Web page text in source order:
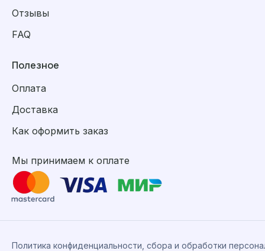
Отзывы
FAQ
Полезное
Оплата
Доставка
Как оформить заказ
Мы принимаем к оплате
Политика конфиденциальности, сбора и обработки